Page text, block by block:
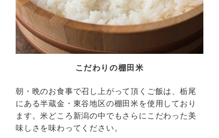
こだわりの棚田米
朝・晩のお食事で召し上がって頂くご飯は、栃尾
にある半蔵金・東谷地区の棚田米を使用しており
ます。米どころ新潟の中でもさらにこだわった美
味しさを味わってください。